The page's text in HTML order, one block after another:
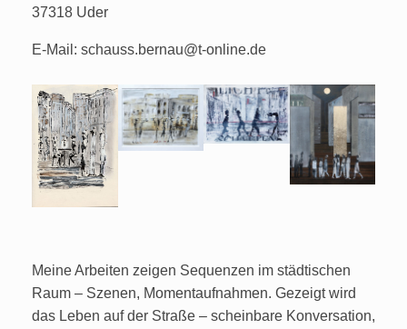
37318 Uder
E-Mail: schauss.bernau@t-online.de
Meine Arbeiten zeigen Sequenzen im städtischen
Raum – Szenen, Momentaufnahmen. Gezeigt wird
das Leben auf der Straße – scheinbare Konversation,